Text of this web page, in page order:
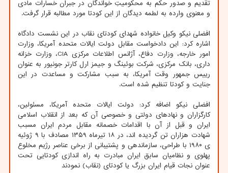
تقدیم و صدور حکم به محکومیتِ خواندگان در جبران خسارات مادی
و معنوی وارده به لطمه دیدگان از این کودتا مورد مطالبه قرار گرفت.
افضلی نیکو وکیل خانواده شهدای کودتای نقاب در این نشست دادگاه
اشاره کرد: این دادخواست مقابل دولت ایالات متحده آمریکا، وزارت
امور خارجه، وزارت دفاع، آژانس اطلاعات مرکزی CIA، وزارت خزانه
داری، بانک مرکزی، شرکت بوئینگ و جیمز ارل کارتر جونیور به عنوان
رییس جمهور وقت آمریکا، به سبب مشارکت و مساعدت در این
جنایت و کودتا تنظیم شده است.
افضلی نیکو اضافه کرد: دولت ایالات متحده آمریکا، مسئولین،
کارگزاران و نهادهای دولتی و خصوصی آن که بعد از انقلاب اسلامی
ایران و قبل از آن با اقدامات خصمانه مقابل مردم ایران مسبب
شهادت هزاران تن گردیده اند، در ۱۸ تیرماه ۱۳۵۹ مصادف با ۹ ژوئیه
ی ۱۹۸۰ با طراحی، سازماندهی و پشتیبانی از برخی عناصر رژیم مخلوع
پهلوی و نظامیان سابق ایران مبادرت به راه اندازی کودتایی تحت
عنوان نجات قیام ایران بزرگ یا کودتای (نقاب) نمودند